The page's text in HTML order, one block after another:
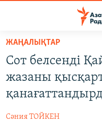
Skip
main
content
to
main
ЖАҢАЛЫҚТАР
АДАМ ҚҰҚЫҚТАРЫ
ЖАҢАЛЫҚТАР
Сот белсенді
жазаны
Сәния ТОЙКЕН